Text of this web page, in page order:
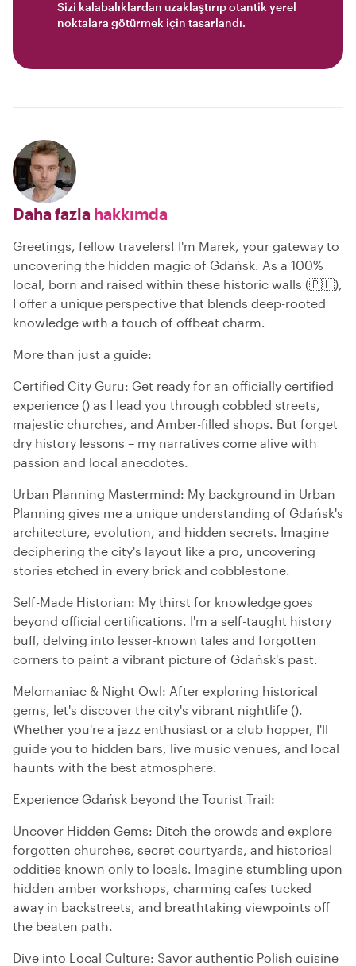
Sizi kalabalıklardan uzaklaştırıp otantik yerel
noktalara götürmek için tasarlandı.
Daha fazla hakkımda
Greetings, fellow travelers! I'm Marek, your gateway to
uncovering the hidden magic of Gdańsk. As a 100%
local, born and raised within these historic walls (🇵🇱),
I offer a unique perspective that blends deep-rooted
knowledge with a touch of offbeat charm.
More than just a guide:
Certified City Guru: Get ready for an officially certified
experience () as I lead you through cobbled streets,
majestic churches, and Amber-filled shops. But forget
dry history lessons – my narratives come alive with
passion and local anecdotes.
Urban Planning Mastermind: My background in Urban
Planning gives me a unique understanding of Gdańsk's
architecture, evolution, and hidden secrets. Imagine
deciphering the city's layout like a pro, uncovering
stories etched in every brick and cobblestone.
Self-Made Historian: My thirst for knowledge goes
beyond official certifications. I'm a self-taught history
buff, delving into lesser-known tales and forgotten
corners to paint a vibrant picture of Gdańsk's past.
Melomaniac & Night Owl: After exploring historical
gems, let's discover the city's vibrant nightlife ().
Whether you're a jazz enthusiast or a club hopper, I'll
guide you to hidden bars, live music venues, and local
haunts with the best atmosphere.
Experience Gdańsk beyond the Tourist Trail:
Uncover Hidden Gems: Ditch the crowds and explore
forgotten churches, secret courtyards, and historical
oddities known only to locals. Imagine stumbling upon
hidden amber workshops, charming cafes tucked
away in backstreets, and breathtaking viewpoints off
the beaten path.
Dive into Local Culture: Savor authentic Polish cuisine